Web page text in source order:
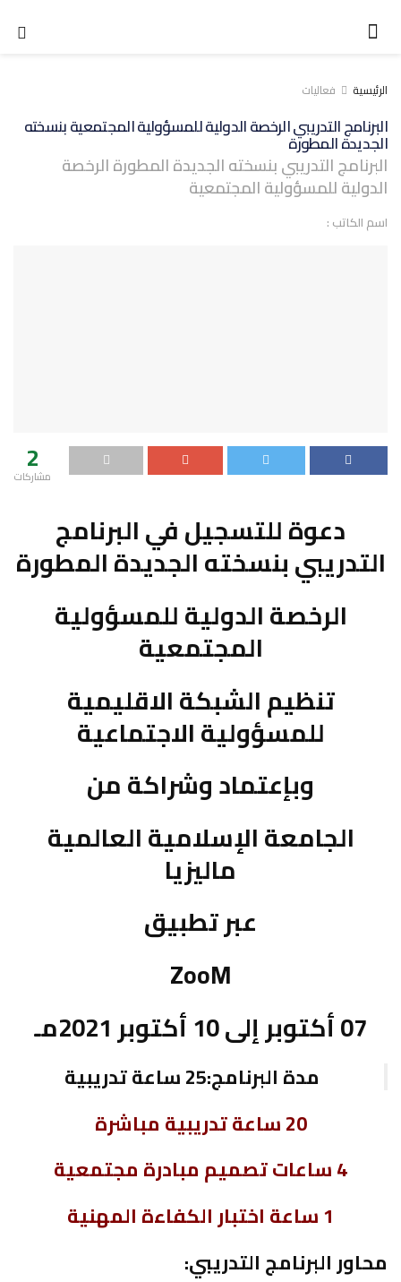
الرئيسية فعاليات
البرنامج التدريبي الرخصة الدولية للمسؤولية المجتمعية بنسخته
الجديدة المطورة
البرنامج التدريبي بنسخته الجديدة المطورة الرخصة
الدولية للمسؤولية المجتمعية
اسم الكاتب :
2
مشاركات
دعوة للتسجيل في البرنامج
التدريبي بنسخته الجديدة المطورة
الرخصة الدولية للمسؤولية
المجتمعية
تنظيمالشبكة الاقليمية
للمسؤولية الاجتماعية
وبإعتماد وشراكة من
الجامعة الإسلامية العالمية
ماليزيا
عبر تطبيق
ZooM
07 أكتوبر إلى 10 أكتوبر 2021مـ
مدة البرنامج:25 ساعة تدريبية
20 ساعة تدريبية مباشرة
4 ساعات تصميم مبادرة مجتمعية
1 ساعة اختبار الكفاءة المهنية
محاور البرنامج التدريبي: